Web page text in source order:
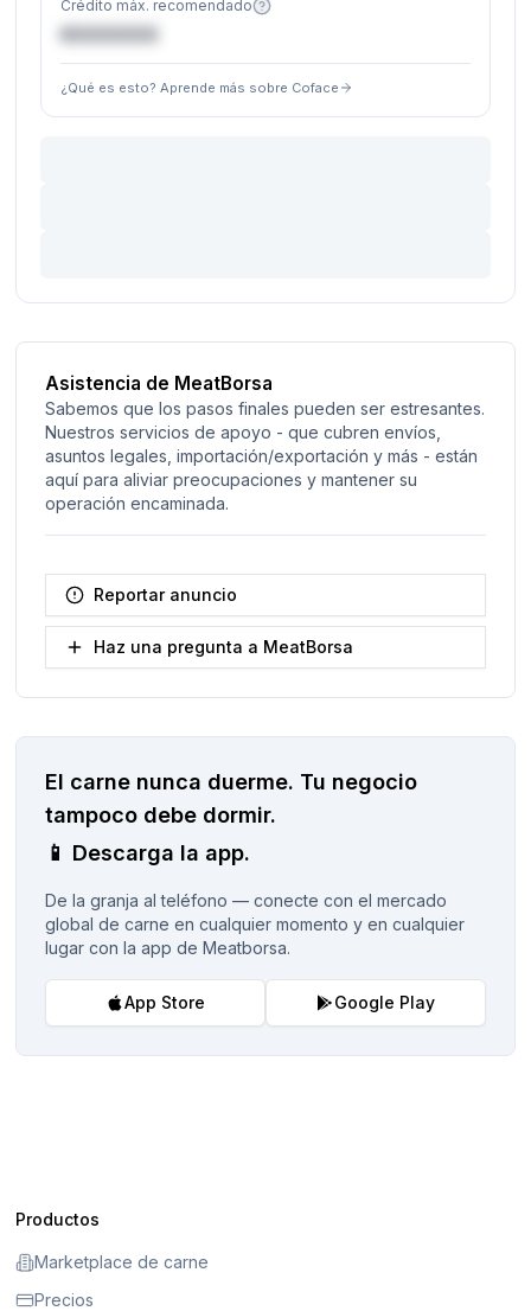
Crédito máx. recomendado
€XXXXXX
¿Qué es esto? Aprende más sobre Coface
Asistencia de MeatBorsa
Sabemos que los pasos finales pueden ser estresantes.
Nuestros servicios de apoyo - que cubren envíos,
asuntos legales, importación/exportación y más - están
aquí para aliviar preocupaciones y mantener su
operación encaminada.
Reportar anuncio
Haz una pregunta a MeatBorsa
El carne nunca duerme. Tu negocio
tampoco debe dormir.
📱 Descarga la app.
De la granja al teléfono — conecte con el mercado
global de carne en cualquier momento y en cualquier
lugar con la app de Meatborsa.
App Store Google Play
Productos
Marketplace de carne
Precios